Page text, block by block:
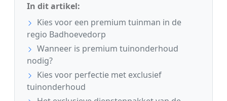
In dit artikel:
Kies voor een premium tuinman in de
regio Badhoevedorp
Wanneer is premium tuinonderhoud
nodig?
Kies voor perfectie met exclusief
tuinonderhoud